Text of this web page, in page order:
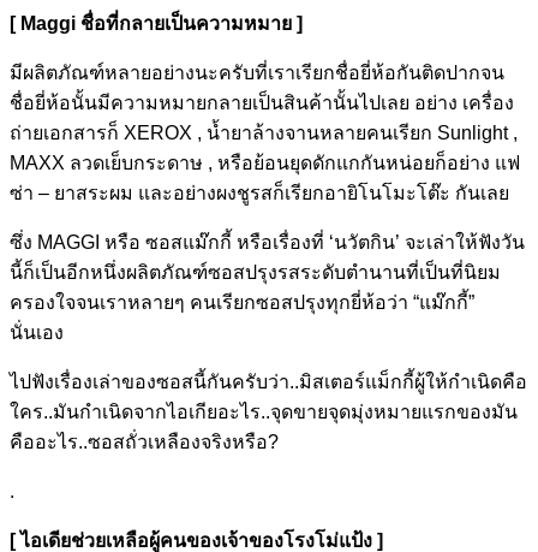
[ Maggi ชื่อที่กลายเป็นความหมาย ]
มีผลิตภัณฑ์หลายอย่างนะครับที่เราเรียกชื่อยี่ห้อกันติดปากจน
ชื่อยี่ห้อนั้นมีความหมายกลายเป็นสินค้านั้นไปเลย อย่าง เครื่อง
ถ่ายเอกสารก็ XEROX , น้ำยาล้างจานหลายคนเรียก Sunlight ,
MAXX ลวดเย็บกระดาษ , หรือย้อนยุดดักแกกันหน่อยก็อย่าง แฟ
ซ่า – ยาสระผม และอย่างผงชูรสก็เรียกอายิโนโมะโต๊ะ กันเลย
ซึ่ง MAGGI หรือ ซอสแม๊กกี้ หรือเรื่องที่ ‘นวัตกิน’ จะเล่าให้ฟังวัน
นี้ก็เป็นอีกหนึ่งผลิตภัณฑ์ซอสปรุงรสระดับตำนานที่เป็นที่นิยม
ครองใจจนเราหลายๆ คนเรียกซอสปรุงทุกยี่ห้อว่า “แม๊กกี้”
นั่นเอง
ไปฟังเรื่องเล่าของซอสนี้กันครับว่า..มิสเตอร์แม็กกี้ผู้ให้กำเนิดคือ
ใคร..มันกำเนิดจากไอเกียอะไร..จุดขายจุดมุ่งหมายแรกของมัน
คืออะไร..ซอสถั่วเหลืองจริงหรือ?
.
[ ไอเดียช่วยเหลือผู้คนของเจ้าของโรงโม่แป้ง ]